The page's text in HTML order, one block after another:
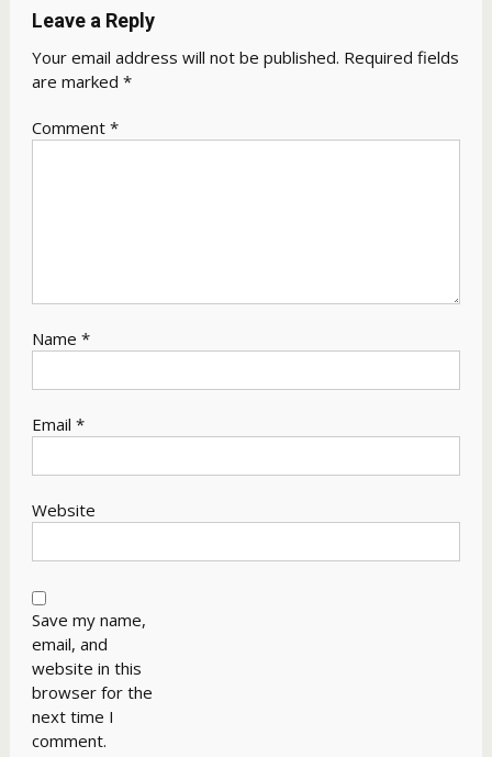
Leave a Reply
Your email address will not be published. Required fields
are marked *
Comment *
Name *
Email *
Website
Save my name,
email, and
website in this
browser for the
next time I
comment.